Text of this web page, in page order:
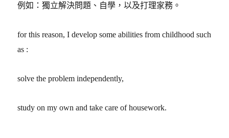
例如：獨立解決問題、自學，以及打理家務。
for this reason, I develop some abilities from childhood such
as :
solve the problem independently,
study on my own and take care of housework.